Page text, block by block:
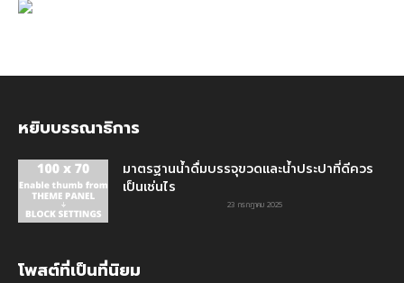
หยิบบรรณาธิการ
มาตรฐานน้ำดื่มบรรจุขวดและน้ำประปาที่ดีควร
เป็นเช่นไร
23 กรกฎาคม 2025
โพสต์ที่เป็นที่นิยม